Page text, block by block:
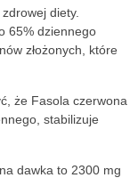
diety.
65% dziennego
złożonych, które
że Fasola czerwona
stabilizuje
dawka to 2300 mg